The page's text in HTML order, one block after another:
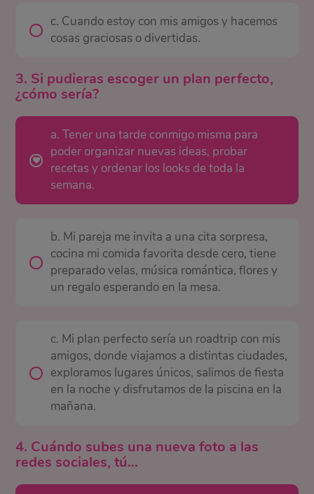
c. Cuando estoy con mis amigos y hacemos
cosas graciosas o divertidas.
3. Si pudieras escoger un plan perfecto,
¿cómo sería?
a. Tener una tarde conmigo misma para
poder organizar nuevas ideas, probar
recetas y ordenar los looks de toda la
semana.
b. Mi pareja me invita a una cita sorpresa,
cocina mi comida favorita desde cero, tiene
preparado velas, música romántica, flores y
un regalo esperando en la mesa.
c. Mi plan perfecto sería un roadtrip con mis
amigos, donde viajamos a distintas ciudades,
exploramos lugares únicos, salimos de fiesta
en la noche y disfrutamos de la piscina en la
mañana.
4. Cuándo subes una nueva foto a las
redes sociales, tú…